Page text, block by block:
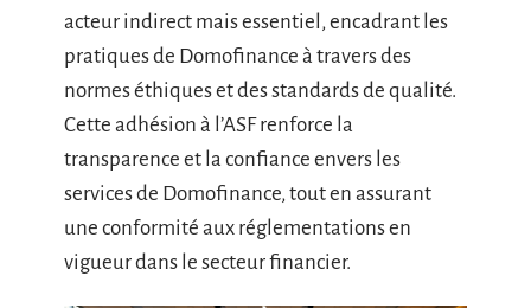
acteur indirect mais essentiel, encadrant les
pratiques de Domofinance à travers des
normes éthiques et des standards de qualité.
Cette adhésion à l’ASF renforce la
transparence et la confiance envers les
services de Domofinance, tout en assurant
une conformité aux réglementations en
vigueur dans le secteur financier.